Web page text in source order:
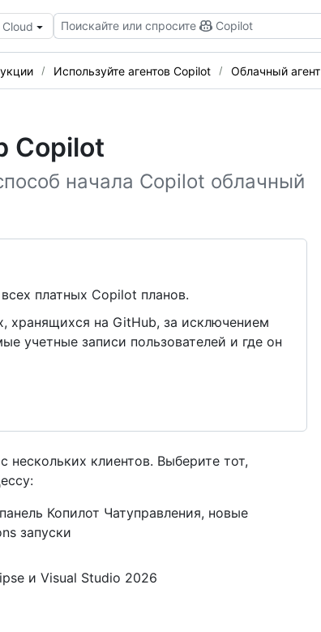
Поискайте или спросите Copilot
Используйте агентов Copilot Облачный агент
Copilot
начала Copilot облачный
платных Copilot планов.
хранящихся на GitHub, за исключением
учетные записи пользователей и где он
клиентов. Выберите тот,
Копилот Чатуправления, новые
запуски
и Visual Studio 2026